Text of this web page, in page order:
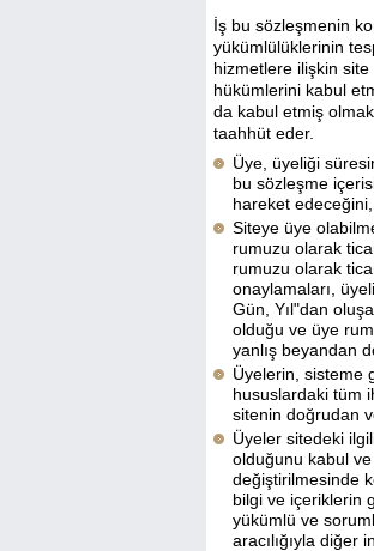
İş bu sözleşmenin
yükümlülüklerinin
hizmetlere ilişkin site
hükümlerini kabul
da kabul etmiş
taahhüt eder.
Üye, üyeliği
bu sözleşme
hareket edeceğini,
Siteye üye
rumuzu olarak
rumuzu olarak
onaylamaları,
Gün, Yıl"dan
olduğu ve üye
yanlış beyandan
Üyelerin, sisteme
hususlardaki tüm
sitenin doğrudan
Üyeler sitedeki
olduğunu kabul
değiştirilmesinde
bilgi ve içeriklerin
yükümlü ve
aracılığıyla diğer